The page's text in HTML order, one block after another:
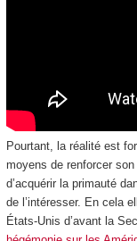
Pourtant, la réalité est
moyens de renforcer
d’acquérir la primauté
de l’intéresser. En cela
États-Unis d’avant la